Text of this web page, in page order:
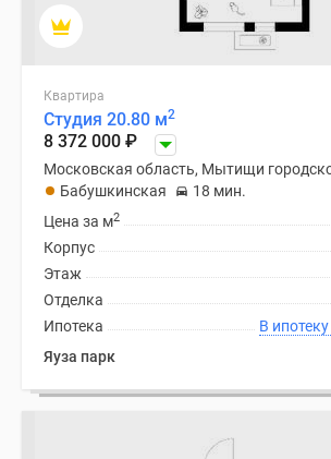
Квартира
Студия 20.80 м2
8 372 000 ₽
Московская область, Мытищи
Бабушкинская
18 мин.
Цена за м2
Корпус
Этаж
Отделка
Ипотека
Яуза парк